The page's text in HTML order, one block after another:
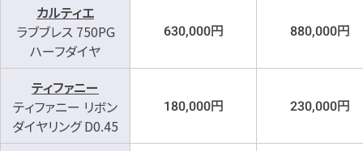
カルティエ
ラブブレス 750PG
ハーフダイヤ
630,000円 880,000円
ティファニー
ティファニー リボン
ダイヤリング D0.45
180,000円 230,000円